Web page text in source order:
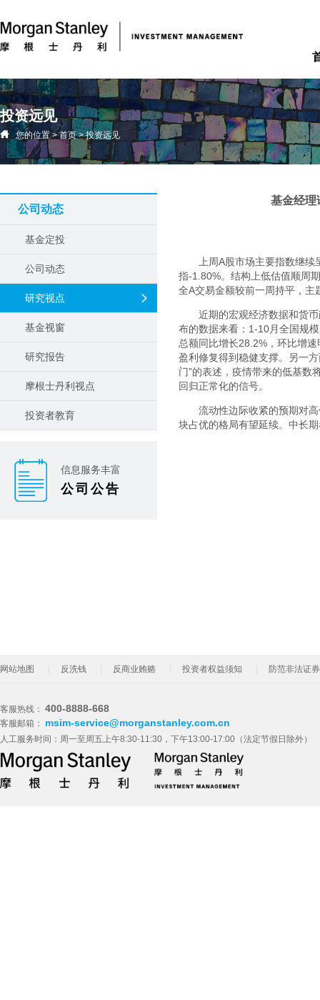
投资远见
您的位置>首页>投资远见
公司动态
基金定投
公司动态
研究视点
基金视窗
研究报告
摩根士丹利视点
投资者教育
信息服务丰富
公司公告
基金经理
上周A股市场主要指数继
指-1.80%。结构上低估值顺周
全A交易金额较前一周持平，
近期的宏观经济数据和货
布的数据来看：1-10月全国规
总额同比增长28.2%，环比增
盈利修复得到稳健支撑。另一
门”的表述，疫情带来的低基数
回归正常化的信号。
流动性边际收紧的预期对
块占优的格局有望延续。中长
网站地图 反洗钱 反商业贿赂 投资者权益须知 防范非法证
客服热线： 400-8888-668
客服邮箱： msim-service@morganstanley.com.cn
人工服务时间：周一至周五上午8:30-11:30，下午13:00-17:00（法定节假日除外）